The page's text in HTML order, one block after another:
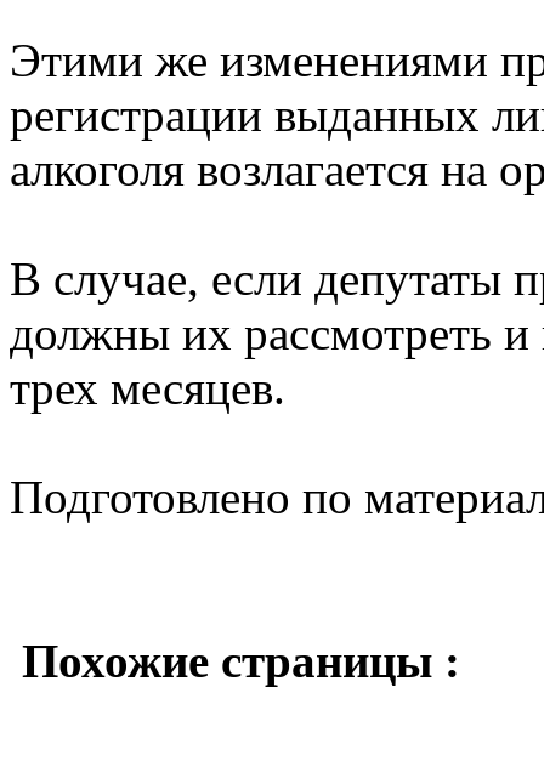
Этими же изменениями
регистрации выданных
алкоголя возлагается на
В случае, если депутаты
должны их рассмотреть
трех месяцев.
Подготовлено по
Похожие страницы :